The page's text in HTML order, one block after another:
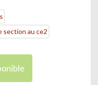
section au ce2